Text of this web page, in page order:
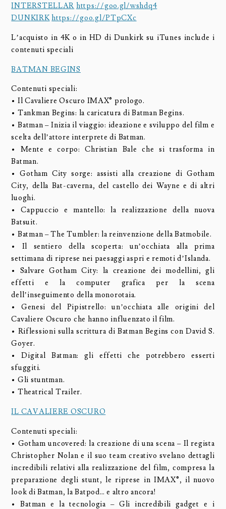
INTERSTELLAR https://goo.gl/wshdq4
DUNKIRKhttps://goo.gl/PTpCXc
L’acquisto in 4K o in HD di Dunkirk su iTunes include i
contenuti speciali
BATMAN BEGINS
Contenuti speciali:
• Il Cavaliere Oscuro IMAX® prologo.
• Tankman Begins: la caricatura di Batman Begins.
• Batman – Inizia il viaggio: ideazione e sviluppo del film e
scelta dell’attore interprete di Batman.
• Mente e corpo: Christian Bale che si trasforma in
Batman.
• Gotham City sorge: assisti alla creazione di Gotham
City, della Bat-caverna, del castello dei Wayne e di altri
luoghi.
• Cappuccio e mantello: la realizzazione della nuova
Batsuit.
• Batman – The Tumbler: la reinvenzione della Batmobile.
• Il sentiero della scoperta: un’occhiata alla prima
settimana di riprese nei paesaggi aspri e remoti d’Islanda.
• Salvare Gotham City: la creazione dei modellini, gli
effetti e la computer grafica per la scena
dell’inseguimento della monorotaia.
• Genesi del Pipistrello: un’occhiata alle origini del
Cavaliere Oscuro che hanno influenzato il film.
• Riflessioni sulla scrittura di Batman Begins con David S.
Goyer.
• Digital Batman: gli effetti che potrebbero esserti
sfuggiti.
• Gli stuntman.
• Theatrical Trailer.
IL CAVALIERE OSCURO
Contenuti speciali:
• Gotham uncovered: la creazione di una scena – Il regista
Christopher Nolan e il suo team creativo svelano dettagli
incredibili relativi alla realizzazione del film, compresa la
preparazione degli stunt, le riprese in IMAX®, il nuovo
look di Batman, la Batpod… e altro ancora!
• Batman e la tecnologia – Gli incredibili gadget e i